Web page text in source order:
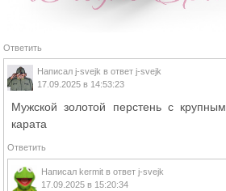
Ответить
Написал j-svejk в ответ j-svejk
17.09.2025 в 14:53:23
Мужской золотой перстень с
карата
Ответить
Написал kermit в ответ j-svejk
17.09.2025 в 15:20:34